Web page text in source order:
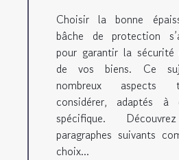
Choisir la bonne
bâche de protection
pour garantir la
de vos biens. Ce
nombreux aspects
considérer, adaptés à
spécifique.
paragraphes suivants
choix...